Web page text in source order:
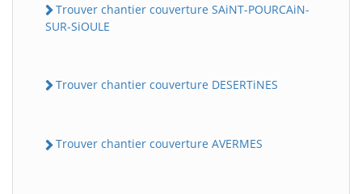
Trouver chantier couverture SAiNT-POURCAiN-
SUR-SiOULE
Trouver chantier couverture DESERTiNES
Trouver chantier couverture AVERMES